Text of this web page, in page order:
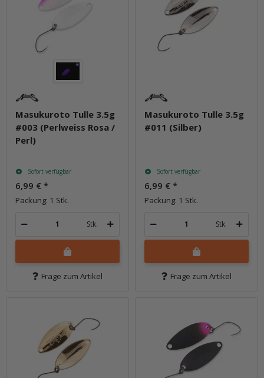
Masukuroto Tulle 3.5g
#003 (Perlweiss Rosa /
Perl)
Sofort verfügbar
6,99 € *
Packung: 1 Stk.
Stk.
Frage zum Artikel
Masukuroto Tulle 3.5g
#011 (Silber)
Sofort verfügbar
6,99 € *
Packung: 1 Stk.
Stk.
Frage zum Artikel